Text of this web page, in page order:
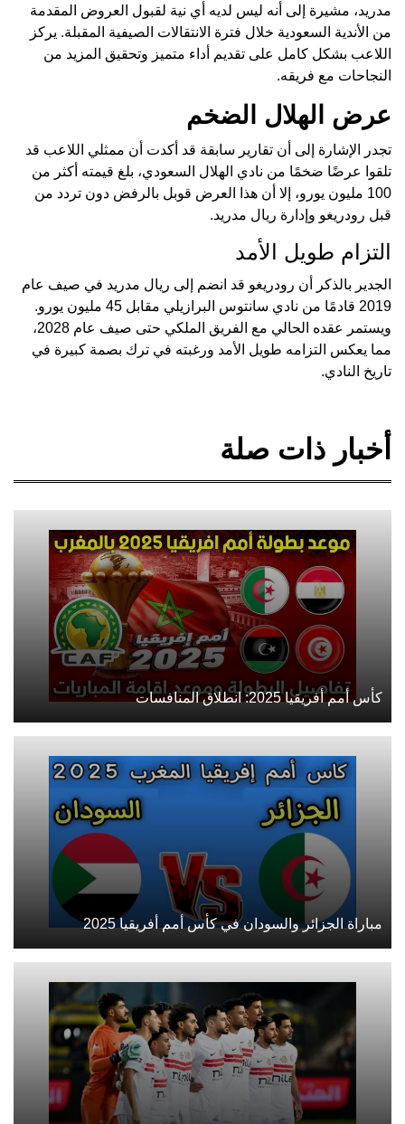
مدريد، مشيرة إلى أنه ليس لديه أي نية لقبول العروض المقدمة
من الأندية السعودية خلال فترة الانتقالات الصيفية المقبلة. يركز
اللاعب بشكل كامل على تقديم أداء متميز وتحقيق المزيد من
النجاحات مع فريقه.
عرض الهلال الضخم
تجدر الإشارة إلى أن تقارير سابقة قد أكدت أن ممثلي اللاعب قد
تلقوا عرضًا ضخمًا من نادي الهلال السعودي، بلغ قيمته أكثر من
100 مليون يورو، إلا أن هذا العرض قوبل بالرفض دون تردد من
قبل رودريغو وإدارة ريال مدريد.
التزام طويل الأمد
الجدير بالذكر أن رودريغو قد انضم إلى ريال مدريد في صيف عام
2019 قادمًا من نادي سانتوس البرازيلي مقابل 45 مليون يورو.
ويستمر عقده الحالي مع الفريق الملكي حتى صيف عام 2028،
مما يعكس التزامه طويل الأمد ورغبته في ترك بصمة كبيرة في
تاريخ النادي.
أخبار ذات صلة
كأس أمم أفريقيا 2025: انطلاق المنافسات
مباراة الجزائر والسودان في كأس أمم أفريقيا 2025